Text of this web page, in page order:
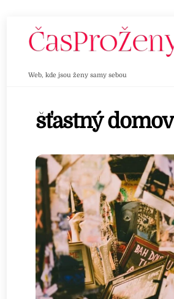
Web, kde jsou ženy samy sebou
šťastný domov